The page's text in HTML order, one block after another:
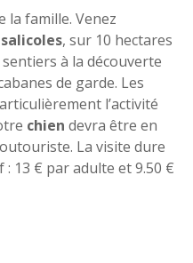
la famille. Venez
, sur 10 hectares
à la découverte
de garde. Les
l’activité
chien devra être en
La visite dure
13 € par adulte et 9.50 €